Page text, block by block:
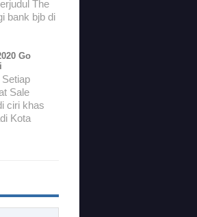
The
bank bjb di
Go
Sale
ciri khas
Kota